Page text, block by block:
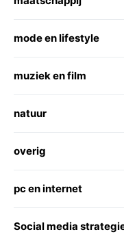
mode en lifestyle
muziek en film
natuur
overig
pc en internet
Social media